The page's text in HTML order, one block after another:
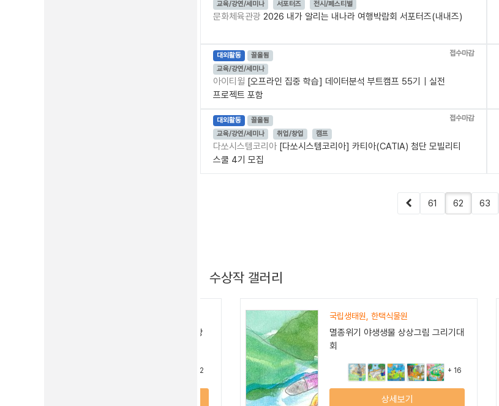
교육/강연/세미나
서포터즈 전시/페스티벌
문화체육관광 2026 내가 알리는 내나라 여행박람회 서포터즈(내내즈)
대외활동 끌올됨
접수마감
교육/강연/세미나
아이티윌 [오프라인 집중 학습] 데이터분석 부트캠프 55기｜실전
프로젝트 포함
대외활동 끌올됨
접수마감
교육/강연/세미나
취업/창업 캠프
다쏘시스템코리아 [다쏘시스템코리아] 카티아(CATIA) 첨단 모빌리티
스쿨 4기 모집
61 62 63
수상작 갤러리
2024년 한국의약품안전관리원 영상
+ 2
국립생태원, 한택식물원
멸종위기 야생생물 상상그림 그리기대
회
+ 16
상세보기